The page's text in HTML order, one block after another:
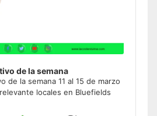
de la semana
de la semana 11 al 15 de marzo
locales en Bluefields